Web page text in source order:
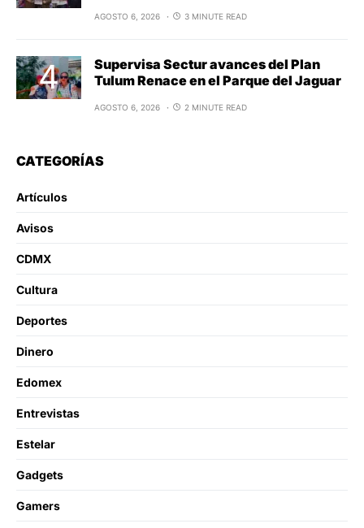
AGOSTO 6, 2026 3 MINUTE READ
Supervisa Sectur avances del Plan
Tulum Renace en el Parque del Jaguar
AGOSTO 6, 2026 2 MINUTE READ
CATEGORÍAS
Artículos
Avisos
CDMX
Cultura
Deportes
Dinero
Edomex
Entrevistas
Estelar
Gadgets
Gamers